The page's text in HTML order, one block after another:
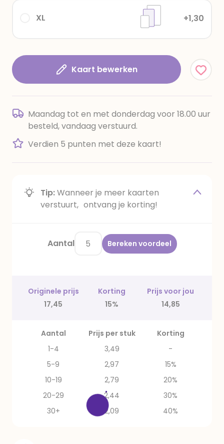
XL +1,30
Kaart bewerken
Maandag tot en met donderdag voor 18.00 uur
besteld, vandaag verstuurd.
Verdien 5 punten met deze kaart!
Tip:Wanneer je meer kaarten
verstuurt, ontvang je korting!
Aantal Bereken voordeel
Originele prijs Korting
Prijs voor jou
17,45
15% 14,85
Aantal Prijs per stuk
Korting
1-4
3,49
-
5-9
2,97
15%
10-19
2,79
20%
20-29
2,44
30%
30+
2,09 40%